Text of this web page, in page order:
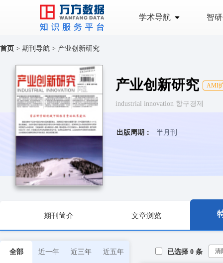
学术导航 智
首页 > 期刊导航 > 产业创新研究
产业创新研究 AMI
industrial innovation 항구경제
出版周期： 半月刊
期刊简介 文章浏览
全部 近一年 近三年 近五年 已选择 0 条 清